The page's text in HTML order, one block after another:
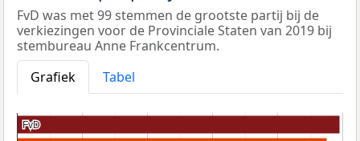
FvD was met 99 stemmen de grootste partij bij de
verkiezingen voor de Provinciale Staten van 2019 bij
stembureau Anne Frankcentrum.
Grafiek
Tabel
FvD
FvD